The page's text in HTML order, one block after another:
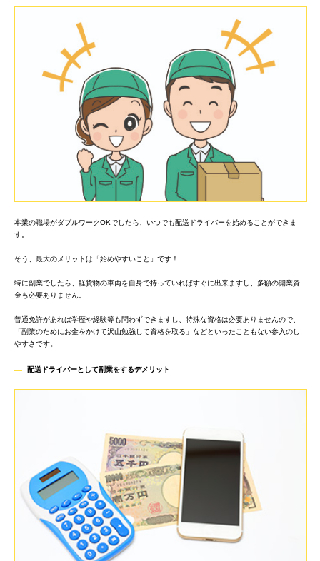
本業の職場がダブルワークOKでしたら、いつでも配送ドライバーを始めることができま
す。
そう、最大のメリットは「始めやすいこと」です！
特に副業でしたら、軽貨物の車両を自身で持っていればすぐに出来ますし、多額の開業資
金も必要ありません。
普通免許があれば学歴や経験等も問わずできますし、特殊な資格は必要ありませんので、
「副業のためにお金をかけて沢山勉強して資格を取る」などといったこともない参入のし
やすさです。
配送ドライバーとして副業をするデメリッ ト